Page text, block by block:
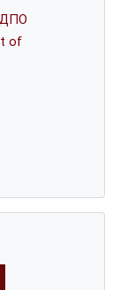
ДПО
of